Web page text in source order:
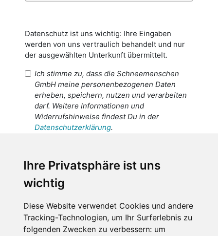
Ihre Privatsphäre ist uns
wichtig
Diese Website verwendet Cookies und andere
Tracking-Technologien, um Ihr Surferlebnis zu
folgenden Zwecken zu verbessern: um
Datenschutz ist uns wichtig: Ihre Eingaben
werden von uns vertraulich behandelt und nur
der ausgewählten Unterkunft übermittelt.
Ich stimme zu, dass die Schneemenschen
GmbH meine personenbezogenen Daten
erheben, speichern, nutzen und verarbeiten
darf. Weitere Informationen und
Widerrufshinweise findest Du in der
Datenschutzerklärung.
personenbezogenen Daten an den
Empfänger dieser Nachricht weitergeleitet
werden dürfen. Weitere Informationen und
Widerrufshinweise findest Du in der
Datenschutzerklärung.